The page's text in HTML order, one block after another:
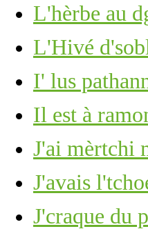
L'hèrbe au
L'Hivé
I' lus
Il est à
J'ai mèrtchi
J'avais
J'craque du